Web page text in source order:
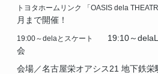
トヨタホームリンク 「OASIS dela
月まで開催！
19:00～delaとスケート 19:10～
会
会場／名古屋栄オアシス21 地下鉄